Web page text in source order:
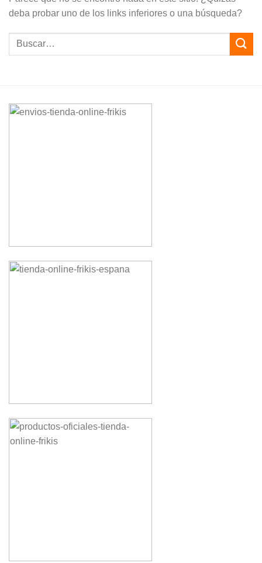
deba probar uno de los links inferiores o una búsqueda?